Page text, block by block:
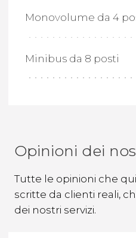
Monovolume da 4
Minibus da 8 posti
Opinioni dei
Tutte le opinioni che
scritte da clienti reali,
dei nostri servizi.